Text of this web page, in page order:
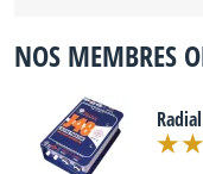
NOS MEMBRES